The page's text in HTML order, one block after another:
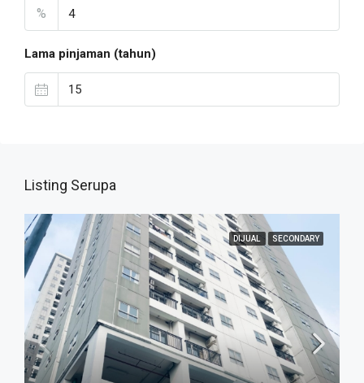
%
Lama pinjaman (tahun)
Listing Serupa
DIJUAL SECONDARY